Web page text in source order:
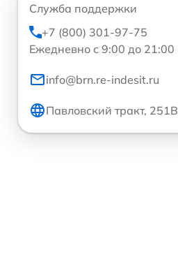
Служба поддержки
+7 (800) 301-97-75
Ежедневно с 9:00 до 21:00
info@brn.re-indesit.ru
Павловский тракт, 251В